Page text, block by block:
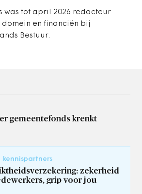
was tot april 2026 redacteur
en financiën bij
Bestuur.
gemeentefonds krenkt
kennispartners
zekerheid
grip voor jou